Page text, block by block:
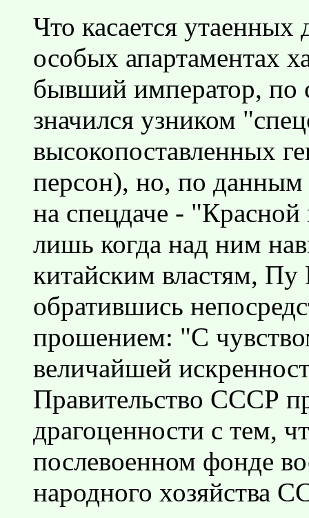
Что касается
особых апартаментах
бывший император, по
значился узником
высокопоставленных
персон), но, по
на спецдаче -
лишь когда над ним
китайским властям, Пу
обратившись
прошением: "С
величайшей
Правительство СССР
драгоценности с тем,
послевоенном фонде
народного хозяйства